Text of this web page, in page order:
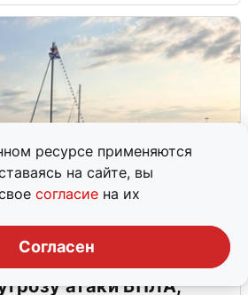
ресурсе применяются
на сайте, вы
согласие на их
Согласен
атаки БПЛА,